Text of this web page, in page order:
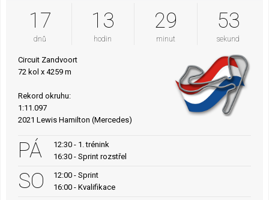
17
dnů
13
hodin
29
minut
52
sekund
Circuit Zandvoort
72 kol x 4259 m
Rekord okruhu:
1:11.097
2021 Lewis Hamilton (Mercedes)
PÁ
12:30 - 1. trénink
16:30 - Sprint rozstřel
SO
12:00 - Sprint
16:00 - Kvalifikace